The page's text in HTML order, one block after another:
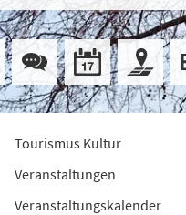
Tourismus Kultur
Veranstaltungen
Veranstaltungskalender